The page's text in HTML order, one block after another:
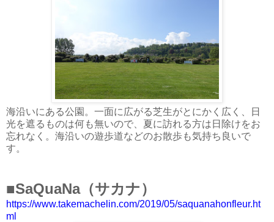
海沿いにある公園。一面に広がる芝生がとにかく広く、日
光を遮るものは何も無いので、夏に訪れる方は日除けをお
忘れなく。海沿いの遊歩道などのお散歩も気持ち良いで
す。
■SaQuaNa（サカナ）
https://www.takemachelin.com/2019/05/saquanahonfleur.ht
ml